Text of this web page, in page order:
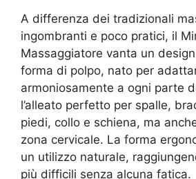
A differenza dei tradizionali
ingombranti e poco pratici, il
Massaggiatore vanta un
forma di polpo, nato per
armoniosamente a ogni parte
l’alleato perfetto per spalle,
piedi, collo e schiena, ma
zona cervicale. La forma
un utilizzo naturale,
più difficili senza alcuna fatica.